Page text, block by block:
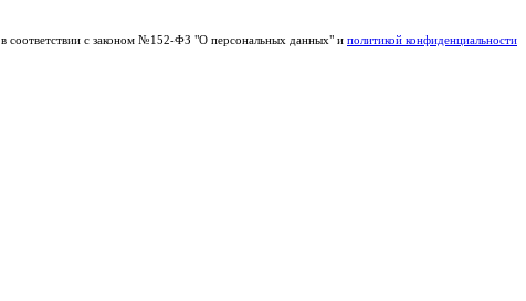
в соответствии с законом №152-ФЗ "О персональных данных" и политикой конфиденциальности